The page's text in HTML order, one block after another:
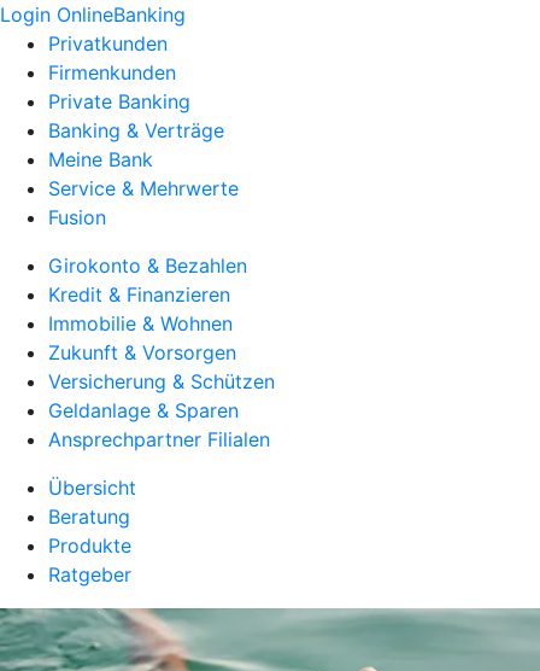
Login OnlineBanking
Privatkunden
Firmenkunden
Private Banking
Banking & Verträge
Meine Bank
Service & Mehrwerte
Fusion
Girokonto & Bezahlen
Kredit & Finanzieren
Immobilie & Wohnen
Zukunft & Vorsorgen
Versicherung & Schützen
Geldanlage & Sparen
Ansprechpartner Filialen
Übersicht
Beratung
Produkte
Ratgeber